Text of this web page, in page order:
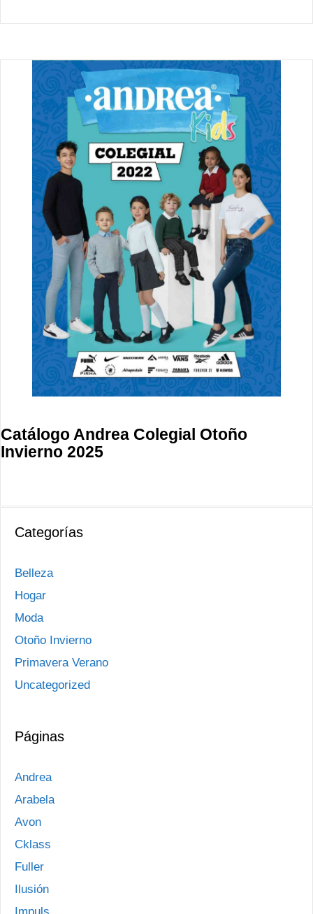
Catálogo Andrea Colegial Otoño
Invierno 2025
Categorías
Belleza
Hogar
Moda
Otoño Invierno
Primavera Verano
Uncategorized
Páginas
Andrea
Arabela
Avon
Cklass
Fuller
Ilusión